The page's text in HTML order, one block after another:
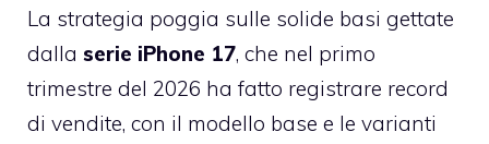
La strategia poggia sulle solide basi gettate
dalla serie iPhone 17, che nel primo
trimestre del 2026 ha fatto registrare record
di vendite, con il modello base e le varianti